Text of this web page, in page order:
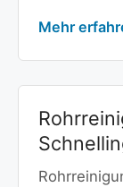
Mehr